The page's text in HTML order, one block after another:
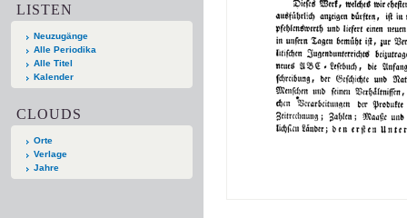
LISTEN
Neuzugänge
Alle Periodika
Alle Titel
Kalender
CLOUDS
Orte
Verlage
Jahre